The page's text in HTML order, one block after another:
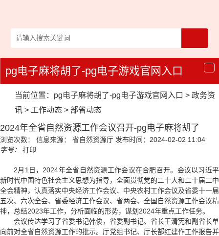
导
航
pg电子麻将胡了-pg电子游戏官网入口
当前位置： pg电子麻将胡了-pg电子游戏官网入口 > 政务资
讯 > 工作动态 > 部省动态
2024年全省自然资源工作会议召开-pg电子麻将胡了
浏览次数： 信息来源： 省自然资源厅 发布时间：2024-02-02 11:04
字号：
打印
2月1日，2024年全省自然资源工作会议在合肥召开。会议以习近平
新时代中国特色社会主义思想为指导，全面贯彻党的二十大和二十届二中
全会精神，认真落实中央经济工作会议、中央农村工作会议及省委十一届
五次、六次全会、省委经济工作会议、省两会、全国自然资源工作会议精
神，总结2023年工作，分析面临的形势，谋划2024年重点工作任务。
会议传达学习了省委书记韩俊，省委副书记、省长王清宪和副省长单
向前对全省自然资源工作的批示。厅党组书记、厅长郜红建作工作报告并